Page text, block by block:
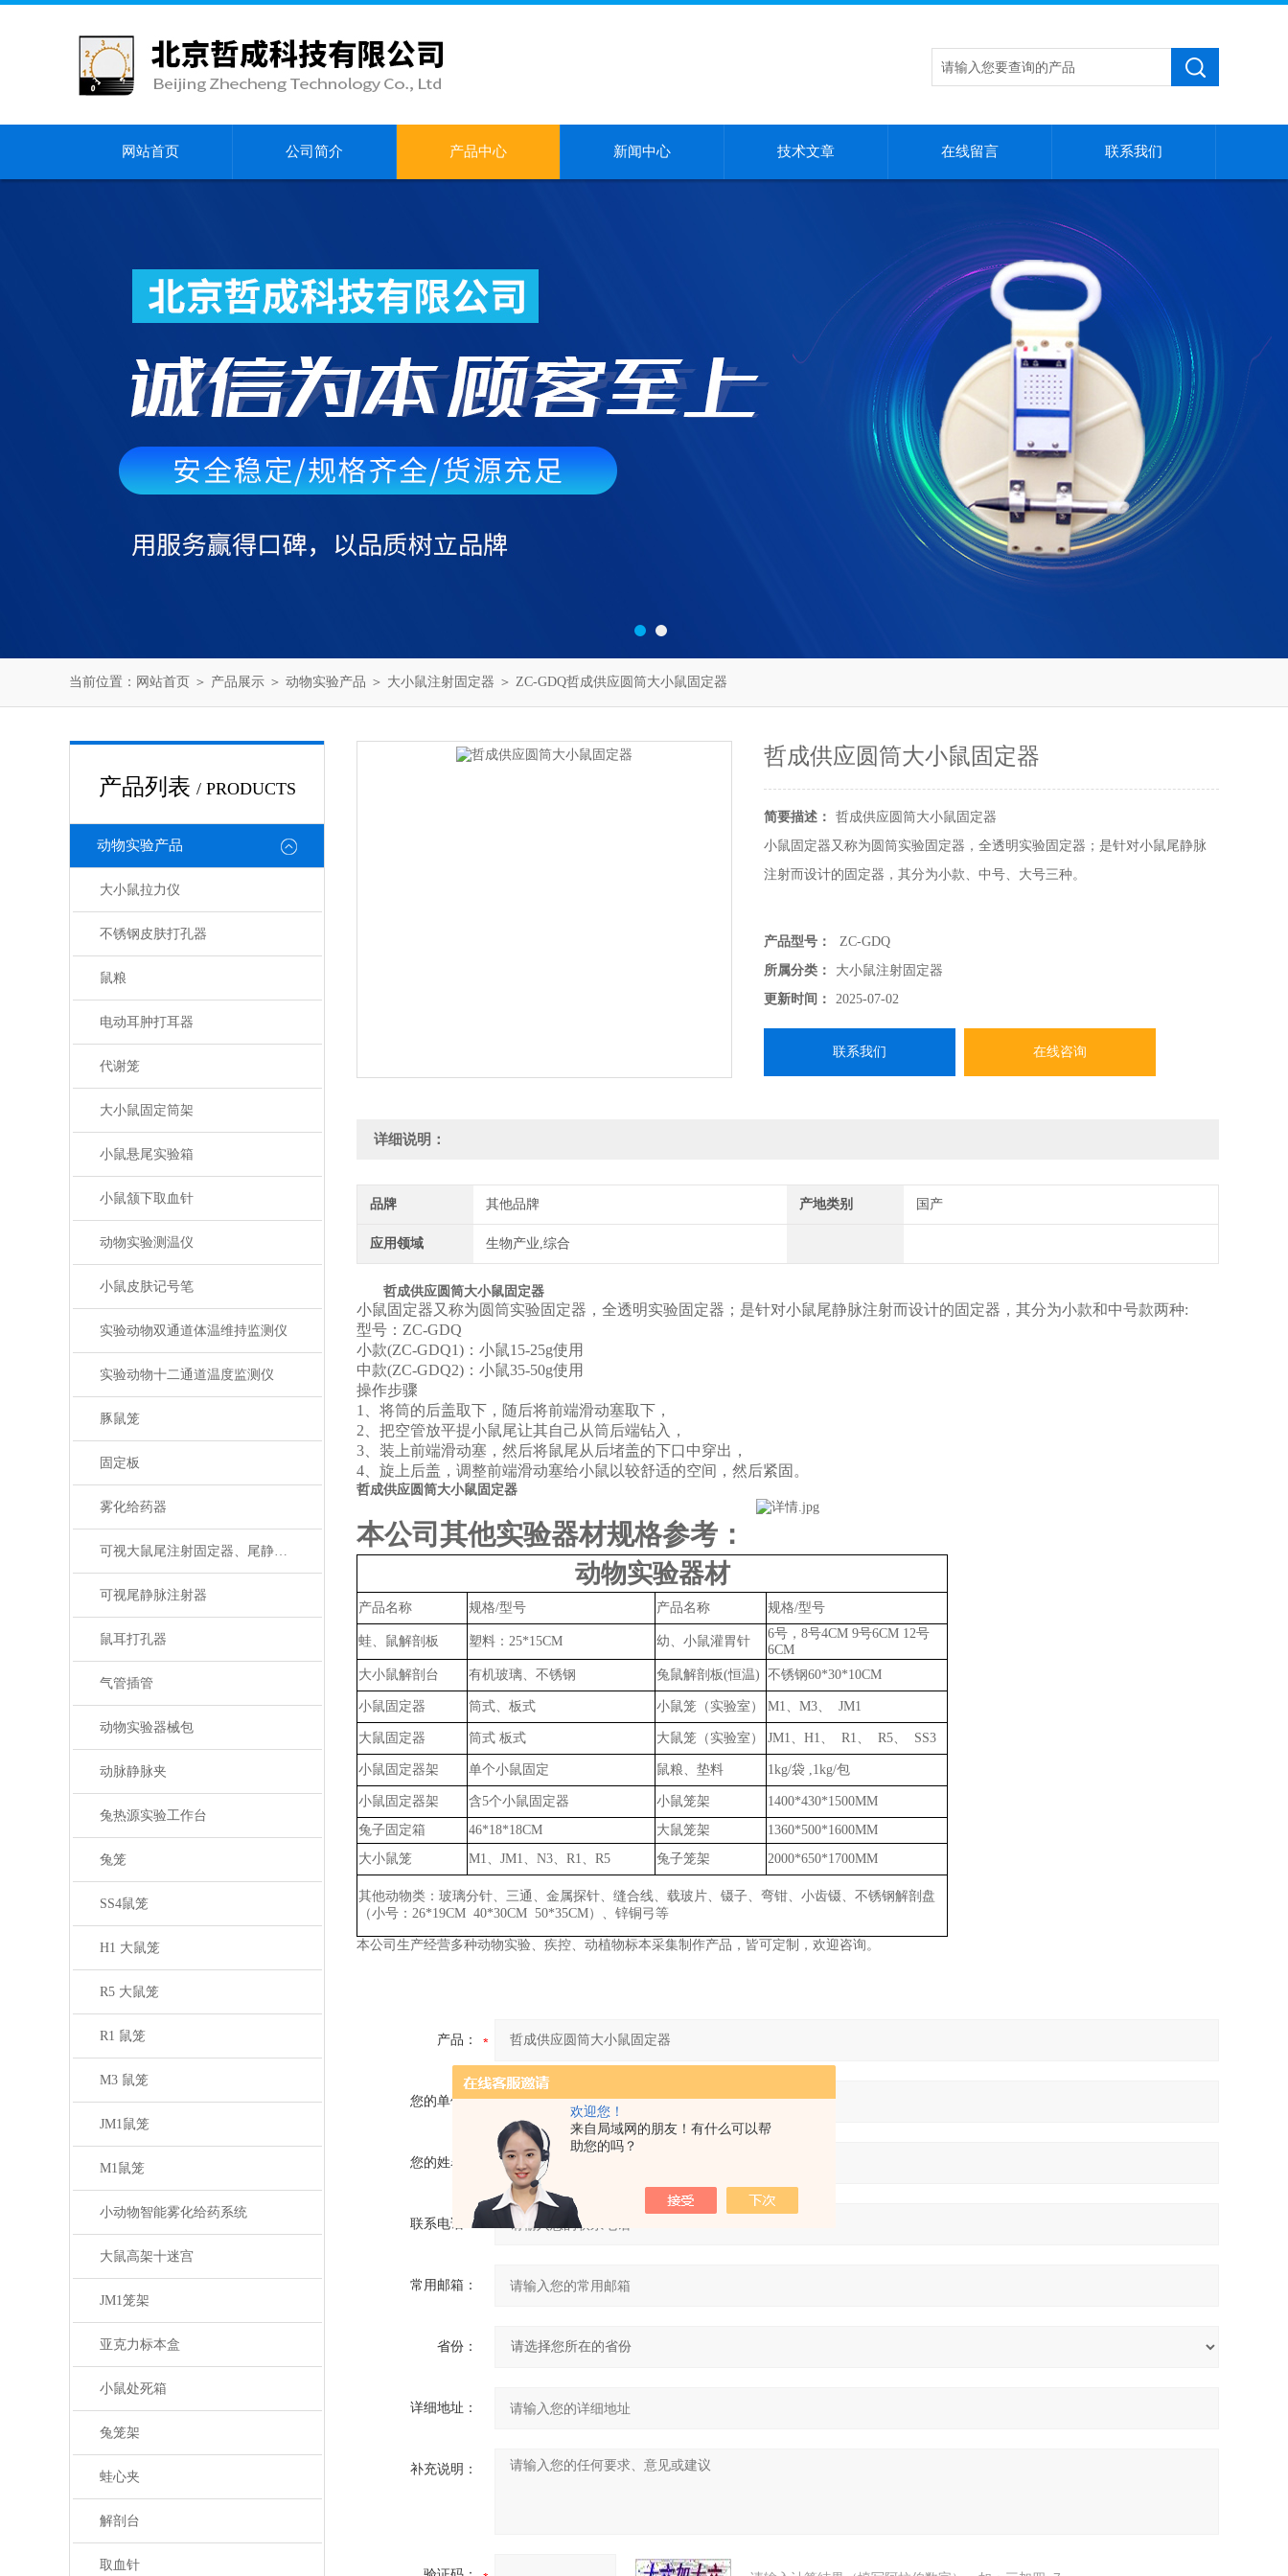
欢迎您！
来自局域网的朋友！有什么可以帮
助您的吗？
网站首页 公司简介 产品中心 新闻中心 技术文章 在线留言 联系我们
当前位置： 网站首页 ＞ 产品展示 ＞ 动物实验产品 ＞ 大小鼠注射固定器 ＞ ZC-GDQ哲成供应圆筒大小鼠固定器
产品列表 / PRODUCTS
动物实验产品
大小鼠拉力仪
不锈钢皮肤打孔器
鼠粮
电动耳肿打耳器
代谢笼
大小鼠固定筒架
小鼠悬尾实验箱
小鼠颔下取血针
动物实验测温仪
小鼠皮肤记号笔
实验动物双通道体温维持监测仪
实验动物十二通道温度监测仪
豚鼠笼
固定板
雾化给药器
可视大鼠尾注射固定器、尾静脉注射
可视尾静脉注射器
鼠耳打孔器
气管插管
动物实验器械包
动脉静脉夹
兔热源实验工作台
兔笼
SS4鼠笼
H1 大鼠笼
R5 大鼠笼
R1 鼠笼
M3 鼠笼
JM1鼠笼
M1鼠笼
小动物智能雾化给药系统
大鼠高架十迷宫
JM1笼架
亚克力标本盒
小鼠处死箱
兔笼架
蛙心夹
解剖台
取血针
哲成供应圆筒大小鼠固定器
简要描述：
哲成供应圆筒大小鼠固定器
小鼠固定器又称为圆筒实验固定器，全透明实验固定器；是针对小鼠尾静脉
注射而设计的固定器，其分为小款、中号、大号三种。
产品型号：
ZC-GDQ
所属分类：
大小鼠注射固定器
更新时间：
2025-07-02
联系我们 在线咨询
详细说明：
品牌 其他品牌 产地类别 国产
应用领域 生物产业,综合
哲成供应圆筒大小鼠固定器
小鼠固定器又称为圆筒实验固定器 ， 全透明实验固定器 ； 是针对小鼠尾静脉注射而设计的固定器，其分为小款和中号款两种:
型号： ZC-GDQ
小款(ZC-GDQ1) ：小鼠15-25g使用
中款(ZC-GDQ2) ： 小鼠35-50g使用
操作步骤
1、 将筒的后盖取下，随后将前端滑动塞取下，
2、 把空管放平提小鼠尾让其自己从筒后端钻入，
3、 装上前端滑动塞，然后将鼠尾从后堵盖的下口中穿出，
4、 旋上后盖，调整前端滑动塞给小鼠以较舒适的空间，然后紧固。
哲成供应圆筒大小鼠固定器
本公司其他实验器材规格参考：
动物实验器材
产品名称 规格/型号 产品名称 规格/型号
蛙、鼠解剖板 塑料： 25*15CM 幼、小鼠灌胃针
6号，8号4CM 9号6CM 12号
6CM
大小鼠解剖台
有机玻璃、不锈钢 兔鼠解剖板(恒温) 不锈钢60*30*10CM
小鼠固定器 筒式、板式 小鼠笼（实验室） M1、M3、 JM1
大鼠固定器 筒式 板式 大鼠笼（实验室） JM1、H1、 R1、 R5、 SS3
小鼠固定器架 单个小鼠固定 鼠粮、垫料 1kg/袋 ,1kg/包
小鼠固定器架 含5个小鼠固定器 小鼠笼架
1400*430*1500MM
兔子固定箱
46*18*18CM 大鼠笼架
1360*500*1600MM
大小鼠笼
M1、JM1、N3、R1、R5 兔子笼架 2000*650*1700MM
其他动物类：玻璃分针、三通、金属探针、缝合线、载玻片、镊子、弯钳、小齿镊、不锈钢解剖盘
（小号： 26*19CM 40*30CM 50*35CM）、锌铜弓等
本公司生产经营多种动物实验、疾控、动植物标本采集制作产品，皆可定制，欢迎咨询。
产品：
您的单位：
您的姓名：
联系电话：
常用邮箱：
省份：
详细地址：
补充说明：